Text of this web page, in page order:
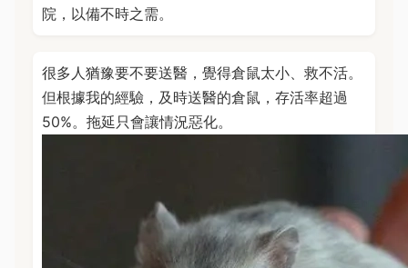
院，以備不時之需。
很多人猶豫要不要送醫，覺得倉鼠太小、救不活。
但根據我的經驗，及時送醫的倉鼠，存活率超過
50%。拖延只會讓情況惡化。